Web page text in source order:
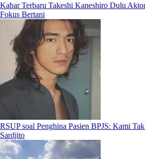
Kabar Terbaru Takeshi Kaneshiro Dulu
Fokus Bertani
RSUP soal Penghina Pasien BPJS: Kami
Sardjito